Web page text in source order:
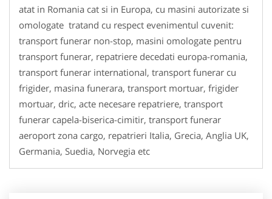
atat in Romania cat si in Europa, cu masini autorizate si
omologate tratand cu respect evenimentul cuvenit:
transport funerar non-stop, masini omologate pentru
transport funerar, repatriere decedati europa-romania,
transport funerar international, transport funerar cu
frigider, masina funerara, transport mortuar, frigider
mortuar, dric, acte necesare repatriere, transport
funerar capela-biserica-cimitir, transport funerar
aeroport zona cargo, repatrieri Italia, Grecia, Anglia UK,
Germania, Suedia, Norvegia etc